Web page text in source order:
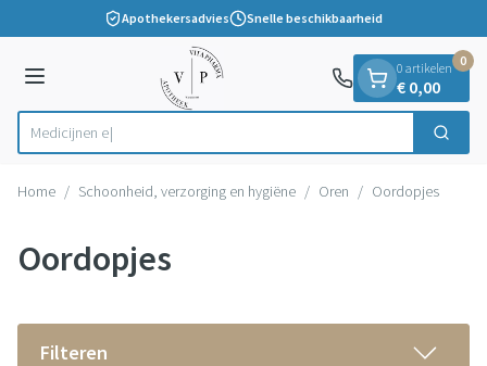
Ga naar de inhoudApothekersadvies Snelle beschikbaarheid
Menu
Product, merk, categorie... Zoek
0 artikelen
€ 0,00
0
Home / Schoonheid, verzorging en hygiëne / Oren / Oordopjes
Oordopjes
Filteren